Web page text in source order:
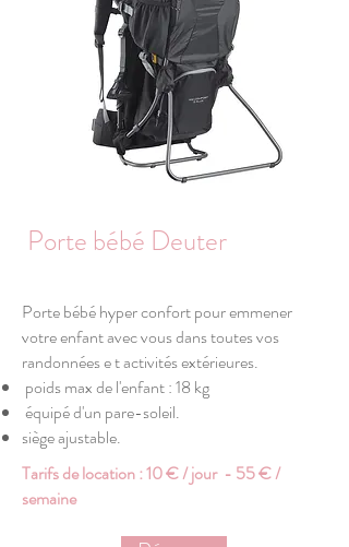
Porte bébé Deuter
Porte bébé hyper confort pour emmener
votre enfant avec vous dans toutes vos
randonnées e t activités extérieures.
poids max de l'enfant : 18 kg
équipé d'un pare-soleil.
siège ajustable.
Tarifs de location : 10 € / jour - 55 € /
semaine